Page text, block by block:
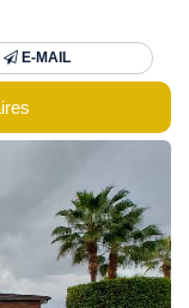
E-MAIL